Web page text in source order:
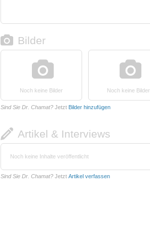
Bilder
Noch keine Bilder Noch keine Bilder
Sind Sie Dr. Chamat? Jetzt Bilder hinzufügen
Artikel & Interviews
Noch keine Inhalte veröffentlicht
Sind Sie Dr. Chamat? Jetzt Artikel verfassen